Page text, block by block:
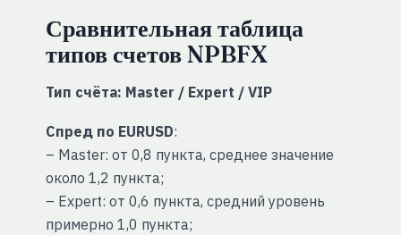
Сравнительная таблица
типов счетов NPBFX
Тип счёта: Master / Expert / VIP
Спред по EURUSD:
– Master: от 0,8 пункта, среднее значение
около 1,2 пункта;
– Expert: от 0,6 пункта, средний уровень
примерно 1,0 пункта;